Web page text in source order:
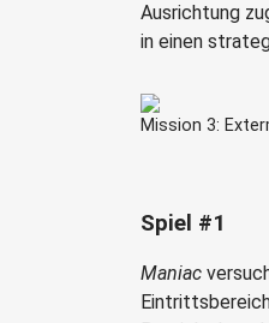
Ausrichtung
in einen
Mission 3:
Spiel #1
Maniac